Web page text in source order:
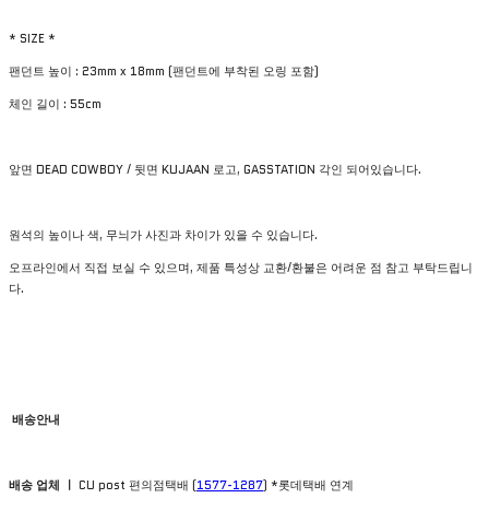
* SIZE *
팬던트 높이 : 23mm x 18mm (팬던트에 부착된 오링 포함)
체인 길이 : 55cm
앞면 DEAD COWBOY / 뒷면 KUJAAN 로고, GASSTATION 각인 되어있습니다.
원석의 높이나 색, 무늬가 사진과 차이가 있을 수 있습니다.
오프라인에서 직접 보실 수 있으며, 제품 특성상 교환/환불은 어려운 점 참고 부탁드립니
다.
배송안내
배송 업체 ㅣ CU post 편의점택배 (1577-1287) *롯데택배 연계